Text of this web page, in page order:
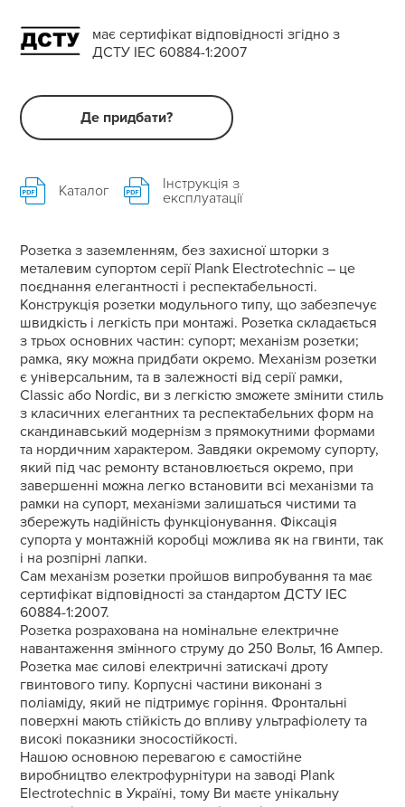
має сертифікат відповідності згідно з
ДСТУ IEC 60884-1:2007
Де придбати?
Каталог
Інструкція з
експлуатації
Розетка з заземленням, без захисної шторки з
металевим супортом серії Plank Electrotechnic – це
поєднання елегантності і респектабельності.
Конструкція розетки модульного типу, що забезпечує
швидкість і легкість при монтажі. Розетка складається
з трьох основних частин: супорт; механізм розетки;
рамка, яку можна придбати окремо. Механізм розетки
є універсальним, та в залежності від серії рамки,
Classic або Nordic, ви з легкістю зможете змінити стиль
з класичних елегантних та респектабельних форм на
скандинавський модернізм з прямокутними формами
та нордичним характером. Завдяки окремому супорту,
який під час ремонту встановлюється окремо, при
завершенні можна легко встановити всі механізми та
рамки на супорт, механізми залишаться чистими та
збережуть надійність функціонування. Фіксація
супорта у монтажній коробці можлива як на гвинти, так
і на розпірні лапки.
Сам механізм розетки пройшов випробування та має
сертифікат відповідності за стандартом ДСТУ IEC
60884-1:2007.
Розетка розрахована на номінальне електричне
навантаження змінного струму до 250 Вольт, 16 Ампер.
Розетка має силові електричні затискачі дроту
гвинтового типу. Корпусні частини виконані з
поліаміду, який не підтримує горіння. Фронтальні
поверхні мають стійкість до впливу ультрафіолету та
високі показники зносостійкості.
Нашою основною перевагою є самостійне
виробництво електрофурнітури на заводі Plank
Electrotechnic в Україні, тому Ви маєте унікальну